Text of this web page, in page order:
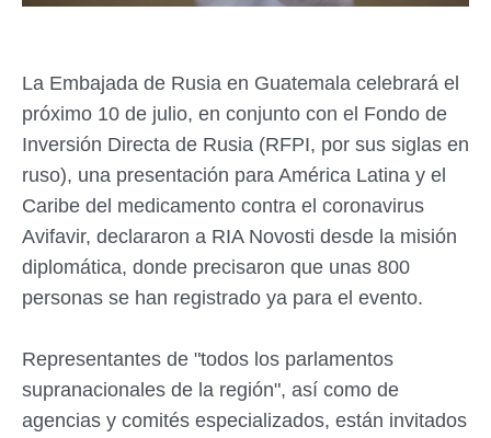
La Embajada de Rusia en Guatemala celebrará el
próximo 10 de julio, en conjunto con el Fondo de
Inversión Directa de Rusia (RFPI, por sus siglas en
ruso), una presentación para América Latina y el
Caribe del medicamento contra el coronavirus
Avifavir, declararon a RIA Novosti desde la misión
diplomática, donde precisaron que unas 800
personas se han registrado ya para el evento.
Representantes de "todos los parlamentos
supranacionales de la región", así como de
agencias y comités especializados, están invitados